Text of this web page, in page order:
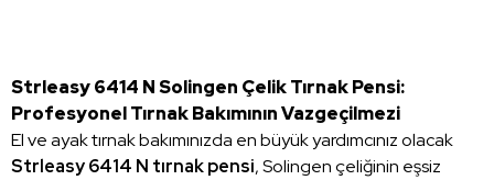
Strleasy 6414 N Solingen Çelik Tırnak Pensi:
Profesyonel Tırnak Bakımının Vazgeçilmezi
El ve ayak tırnak bakımınızda en büyük yardımcınız olacak
Strleasy 6414 N tırnak pensi, Solingen çeliğinin eşsiz